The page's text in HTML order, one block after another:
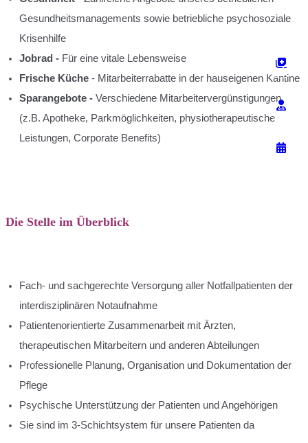
Gesundheitsmanagements sowie betriebliche psychosoziale
Krisenhilfe
Jobrad - Für eine vitale Lebensweise
Frische Küche - Mitarbeiterrabatte in der hauseigenen Kantine
Sparangebote - Verschiedene Mitarbeitervergünstigungen
(z.B. Apotheke, Parkmöglichkeiten, physiotherapeutische
Leistungen, Corporate Benefits)
Die Stelle im Überblick
Fach- und sachgerechte Versorgung aller Notfallpatienten der
interdisziplinären Notaufnahme
Patientenorientierte Zusammenarbeit mit Ärzten,
therapeutischen Mitarbeitern und anderen Abteilungen
Professionelle Planung, Organisation und Dokumentation der
Pflege
Psychische Unterstützung der Patienten und Angehörigen
Sie sind im 3-Schichtsystem für unsere Patienten da